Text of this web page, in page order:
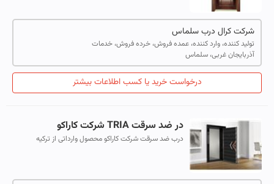
شرکت کرال درب سلماس
تولید کننده، وارد کننده، عمده فروش، خرده فروش، خدمات
آذربایجان غربی، سلماس
درخواست خرید یا کسب اطلاعات بیشتر
در ضد سرقت TRIA شرکت کاراکو
درب ضد سرقت شرکت کاراکو محصول وارداتی از ترکیه